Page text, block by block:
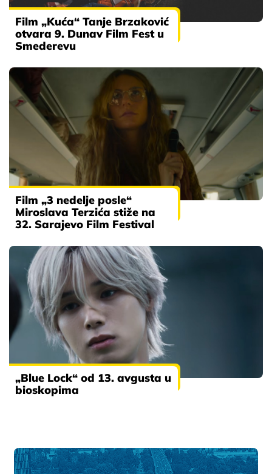
Film „Kuća“ Tanje Brzaković
otvara 9. Dunav Film Fest u
Smederevu
Film „3 nedelje posle“
Miroslava Terzića stiže na
32. Sarajevo Film Festival
„Blue Lock“ od 13. avgusta u
bioskopima